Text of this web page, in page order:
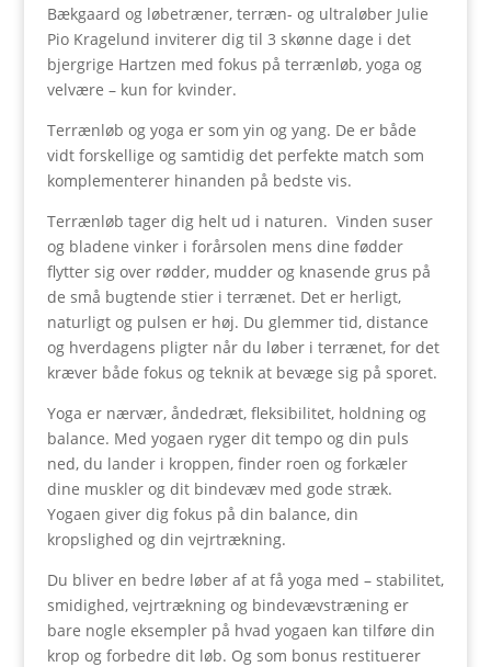
Bækgaard og løbetræner, terræn- og ultraløber Julie
Pio Kragelund inviterer dig til 3 skønne dage i det
bjergrige Hartzen med fokus på terrænløb, yoga og
velvære – kun for kvinder.
Terrænløb og yoga er som yin og yang. De er både
vidt forskellige og samtidig det perfekte match som
komplementerer hinanden på bedste vis.
Terrænløb tager dig helt ud i naturen. Vinden suser
og bladene vinker i forårsolen mens dine fødder
flytter sig over rødder, mudder og knasende grus på
de små bugtende stier i terrænet. Det er herligt,
naturligt og pulsen er høj. Du glemmer tid, distance
og hverdagens pligter når du løber i terrænet, for det
kræver både fokus og teknik at bevæge sig på sporet.
Yoga er nærvær, åndedræt, fleksibilitet, holdning og
balance. Med yogaen ryger dit tempo og din puls
ned, du lander i kroppen, finder roen og forkæler
dine muskler og dit bindevæv med gode stræk.
Yogaen giver dig fokus på din balance, din
kropslighed og din vejrtrækning.
Du bliver en bedre løber af at få yoga med – stabilitet,
smidighed, vejrtrækning og bindevævstræning er
bare nogle eksempler på hvad yogaen kan tilføre din
krop og forbedre dit løb. Og som bonus restituerer